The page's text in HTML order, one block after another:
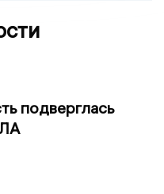
подверглась